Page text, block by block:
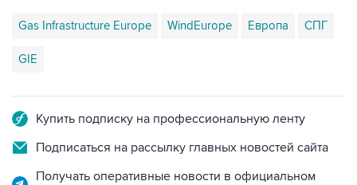
GIE
Подписаться на рассылку главных новостей сайта
Получать оперативные новости в официальном
канале